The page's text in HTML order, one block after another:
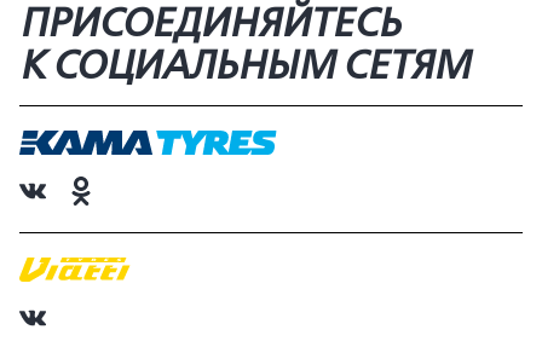
ПРИСОЕДИНЯЙТЕСЬ
К СОЦИАЛЬНЫМ СЕТЯМ